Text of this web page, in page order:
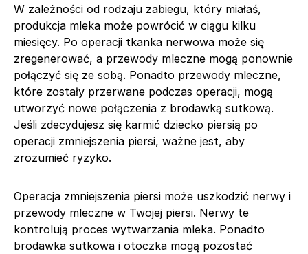
W zależności od rodzaju zabiegu, który miałaś,
produkcja mleka może powrócić w ciągu kilku
miesięcy. Po operacji tkanka nerwowa może się
zregenerować, a przewody mleczne mogą ponownie
połączyć się ze sobą. Ponadto przewody mleczne,
które zostały przerwane podczas operacji, mogą
utworzyć nowe połączenia z brodawką sutkową.
Jeśli zdecydujesz się karmić dziecko piersią po
operacji zmniejszenia piersi, ważne jest, aby
zrozumieć ryzyko.
Operacja zmniejszenia piersi może uszkodzić nerwy i
przewody mleczne w Twojej piersi. Nerwy te
kontrolują proces wytwarzania mleka. Ponadto
brodawka sutkowa i otoczka mogą pozostać